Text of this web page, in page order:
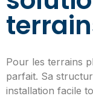
Pour les terrains
parfait. Sa
installation facile